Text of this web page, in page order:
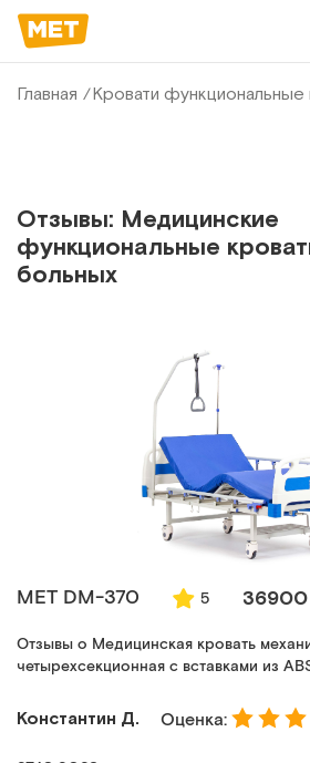
Главная Кровати функциональные
Отзывы: Медицинские
функциональные
больных
MET DM-370 5 36900
Отзывы о Медицинская кровать
четырехсекционная с вставками из
Константин Д. Оценка: